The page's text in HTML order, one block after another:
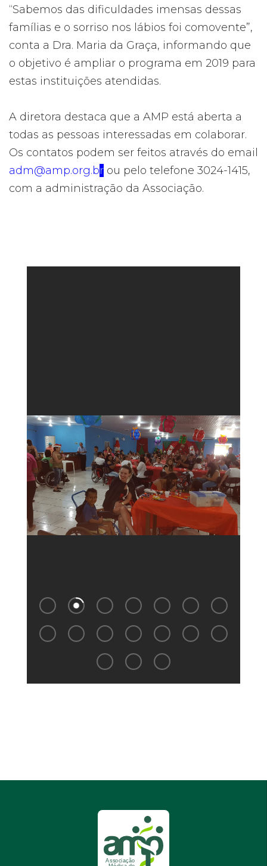
“Sabemos das dificuldades imensas dessas
famílias e o sorriso nos lábios foi comovente”,
conta a Dra. Maria da Graça, informando que
o objetivo é ampliar o programa em 2019 para
estas instituições atendidas.
A diretora destaca que a AMP está aberta a
todas as pessoas interessadas em colaborar.
Os contatos podem ser feitos através do email
adm@amp.org.br ou pelo telefone 3024-1415,
com a administração da Associação.